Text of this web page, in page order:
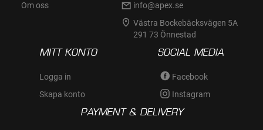
Om oss
info@apex.se
Västra Bockebäcksvägen 5A
291 73 Önnestad
MITT KONTO
Logga in
Skapa konto
SOCIAL MEDIA
Facebook
Instagram
PAYMENT & DELIVERY